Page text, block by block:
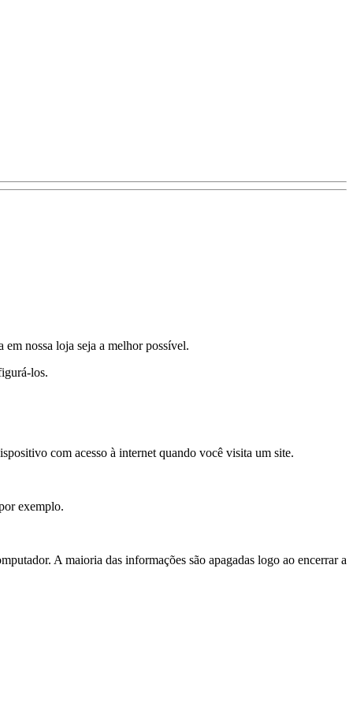
em nossa loja seja a melhor possível.
los.
com acesso à internet quando você visita um site.
exemplo.
A maioria das informações são apagadas logo ao encerrar a